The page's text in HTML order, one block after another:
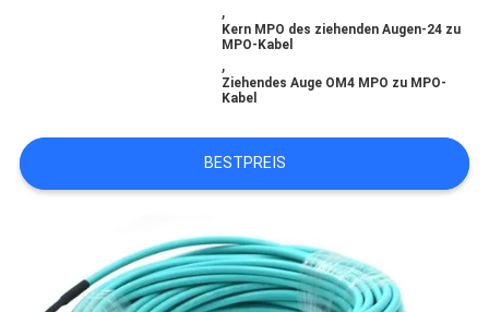
SITEMAP
,
Kern MPO des ziehenden Augen-24 zu
MPO-Kabel
,
Ziehendes Auge OM4 MPO zu MPO-
Kabel
BESTPREIS